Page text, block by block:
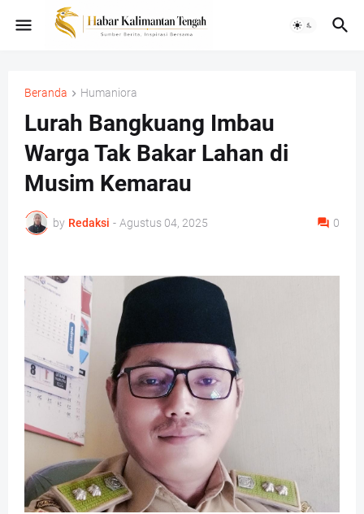
Beranda Humaniora
Lurah Bangkuang Imbau
Warga Tak Bakar Lahan di
Musim Kemarau
by Redaksi - Agustus 04, 2025 0